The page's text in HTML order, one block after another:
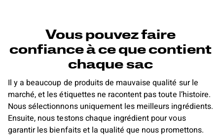
Vous pouvez faire
confiance à ce que contient
chaque sac
Il y a beaucoup de produits de mauvaise qualité sur le
marché, et les étiquettes ne racontent pas toute l’histoire.
Nous sélectionnons uniquement les meilleurs ingrédients.
Ensuite, nous testons chaque ingrédient pour vous
garantir les bienfaits et la qualité que nous promettons.